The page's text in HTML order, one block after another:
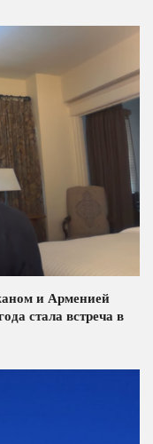
и Арменией
стала встреча в